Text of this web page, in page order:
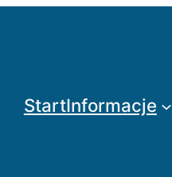
StartInformacje